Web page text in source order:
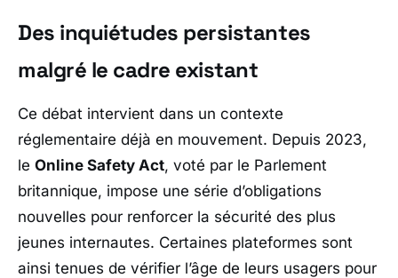
Des inquiétudes persistantes
malgré le cadre existant
Ce débat intervient dans un contexte
réglementaire déjà en mouvement. Depuis 2023,
le Online Safety Act, voté par le Parlement
britannique, impose une série d’obligations
nouvelles pour renforcer la sécurité des plus
jeunes internautes. Certaines plateformes sont
ainsi tenues de vérifier l’âge de leurs usagers pour